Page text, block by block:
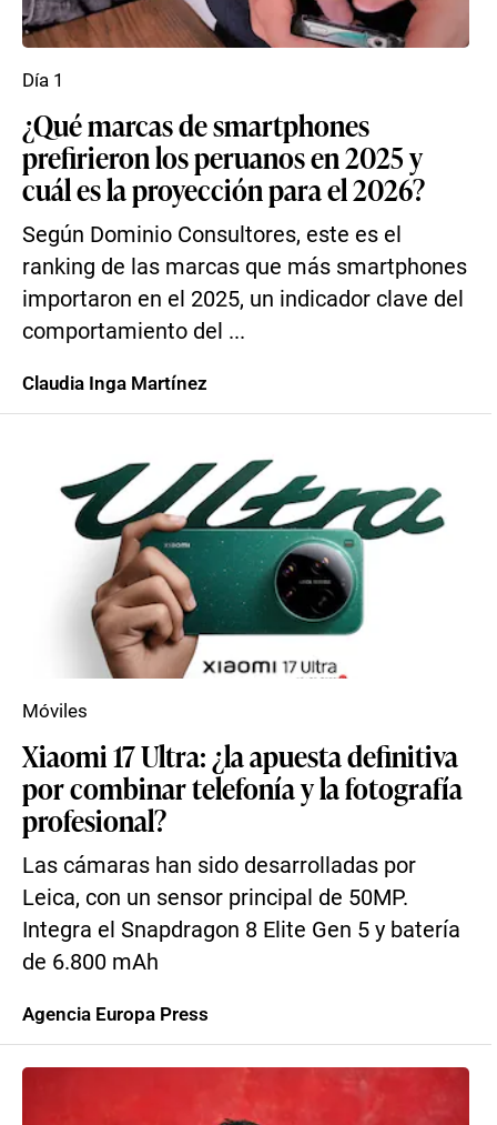
¿Qué marcas de smartphones
prefirieron los peruanos en 2025 y
cuál es la proyección para el 2026?
Según Dominio Consultores, este es el
ranking de las marcas que más smartphones
importaron en el 2025, un indicador clave del
comportamiento del ...
Día 1
Claudia Inga Martínez
Xiaomi 17 Ultra: ¿la apuesta definitiva
por combinar telefonía y la fotografía
profesional?
Las cámaras han sido desarrolladas por
Leica, con un sensor principal de 50MP.
Integra el Snapdragon 8 Elite Gen 5 y batería
de 6.800 mAh
Móviles
Agencia Europa Press